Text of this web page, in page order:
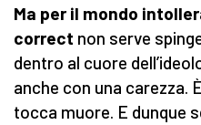
Ma per il mondo
correct non serve
dentro al cuore
anche con una carezza.
tocca muore. E dunque